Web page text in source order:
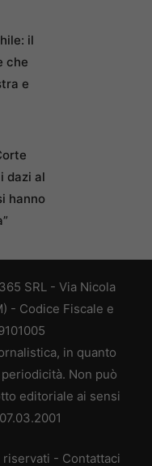
il
che
e
dazi al
hanno
SRL - Via Nicola
- Codice Fiscale e
in quanto
Non può
editoriale ai sensi
- Contattaci